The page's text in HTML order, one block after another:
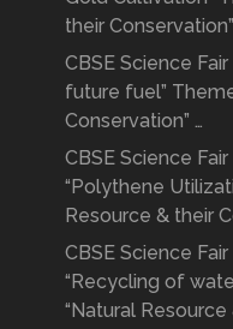
their
CBSE Science
future fuel”
Conservation” …
CBSE Science
“Polythene
Resource & their
CBSE Science
“Recycling of
“Natural Resource